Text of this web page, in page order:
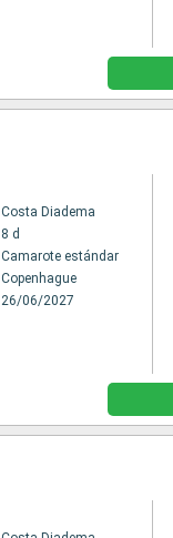
Costa Diadema
8 d
Camarote estándar
Copenhague
26/06/2027